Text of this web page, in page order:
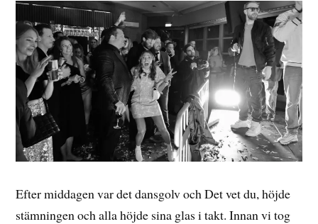
Efter middagen var det dansgolv och Det vet du, höjde
stämningen och alla höjde sina glas i takt. Innan vi tog